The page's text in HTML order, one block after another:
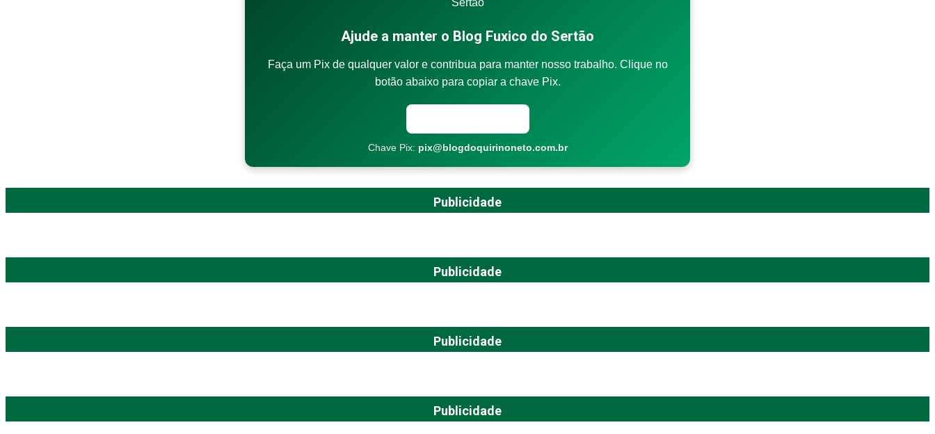
Ajude a manter o Blog Fuxico do Sertão
Faça um Pix de qualquer valor e contribua para manter nosso trabalho. Clique no
botão abaixo para copiar a chave Pix.
Chave Pix: pix@blogdoquirinoneto.com.br
Publicidade
Publicidade
Publicidade
Publicidade